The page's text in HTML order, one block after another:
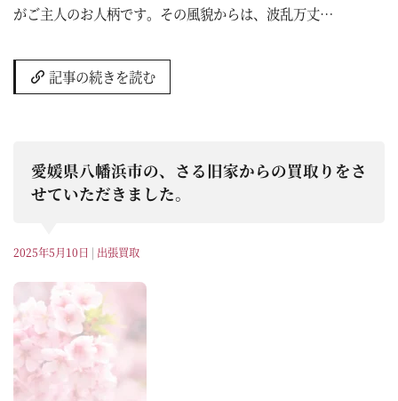
がご主人のお人柄です。その風貌からは、波乱万丈…
記事の続きを読む
愛媛県八幡浜市の、さる旧家からの買取りをさ
せていただきました。
2025年5月10日 | 出張買取